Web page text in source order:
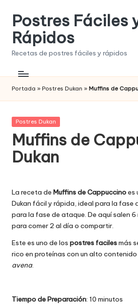
Saltar
contenido
Postres Fáciles
Rápidos
Recetas de postres fáciles y rápidos
Portada » Postres Dukan » Muffins de
Publicada
Postres Dukan
Muffins de
Dukan
La receta de Muffins de Cappuccinoes
Dukan fácil y rápida, ideal para la fase
para la fase de ataque. De aquí salen 6
para comer 2 al día o compartir.
Este es uno de los postres facilesmás
rico en proteínas con un alto contenido
avena.
Tiempo de Preparación: 10 minutos